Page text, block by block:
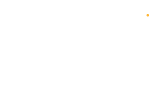
Замена звуковой карты